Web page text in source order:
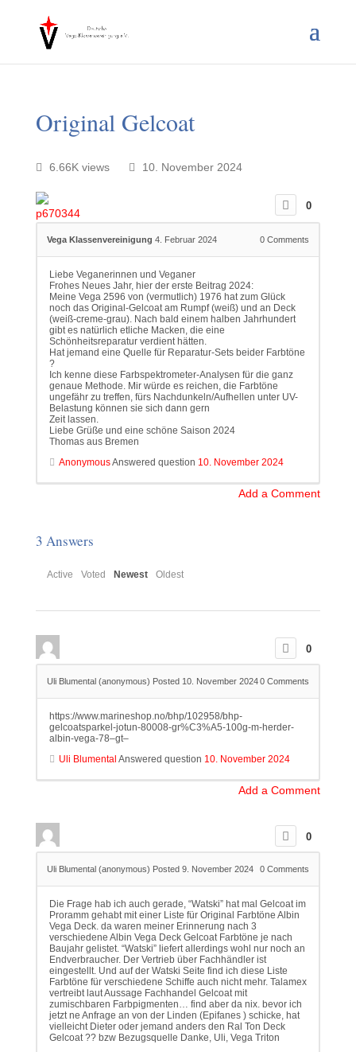
Original Gelcoat
6.66K views 10. November 2024
0
Vega Klassenvereinigung 4. Februar 2024 0 Comments
Liebe Veganerinnen und Veganer
Frohes Neues Jahr, hier der erste Beitrag 2024:
Meine Vega 2596 von (vermutlich) 1976 hat zum Glück
noch das Original-Gelcoat am Rumpf (weiß) und an Deck
(weiß-creme-grau). Nach bald einem halben Jahrhundert
gibt es natürlich etliche Macken, die eine
Schönheitsreparatur verdient hätten.
Hat jemand eine Quelle für Reparatur-Sets beider Farbtöne
?
Ich kenne diese Farbspektrometer-Analysen für die ganz
genaue Methode. Mir würde es reichen, die Farbtöne
ungefähr zu treffen, fürs Nachdunkeln/Aufhellen unter UV-
Belastung können sie sich dann gern
Zeit lassen.
Liebe Grüße und eine schöne Saison 2024
Thomas aus Bremen
AnonymousAnswered question 10. November 2024
Add a Comment
3 Answers
Active Voted Newest Oldest
0
Uli Blumental (anonymous) Posted 10. November 20240 Comments
https://www.marineshop.no/bhp/102958/bhp-
gelcoatsparkel-jotun-80008-gr%C3%A5-100g-m-herder-
albin-vega-78–gt–
Uli Blumental Answered question 10. November 2024
Add a Comment
0
Uli Blumental (anonymous) Posted 9. November 2024 0 Comments
Die Frage hab ich auch gerade, “Watski” hat mal Gelcoat im
Proramm gehabt mit einer Liste für Original Farbtöne Albin
Vega Deck. da waren meiner Erinnerung nach 3
verschiedene Albin Vega Deck Gelcoat Farbtöne je nach
Baujahr gelistet. “Watski” liefert allerdings wohl nur noch an
Endverbraucher. Der Vertrieb über Fachhändler ist
eingestellt. Und auf der Watski Seite find ich diese Liste
Farbtöne für verschiedene Schiffe auch nicht mehr. Talamex
vertreibt laut Aussage Fachhandel Gelcoat mit
zumischbaren Farbpigmenten… find aber da nix. bevor ich
jetzt ne Anfrage an von der Linden (Epifanes ) schicke, hat
vielleicht Dieter oder jemand anders den Ral Ton Deck
Gelcoat ?? bzw Bezugsquelle Danke, Uli, Vega Triton